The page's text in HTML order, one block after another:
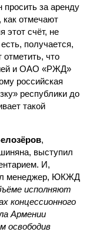
просить за аренду
отмечают
этот счёт, не
получается,
что
и ОАО «РЖД»
российская
республики до
такой
,
выступил
И,
менеджер, ЮКЖД
исполняют
концессионного
Армении
освободив